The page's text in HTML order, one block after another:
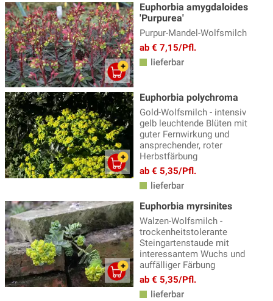
Echinacea - Sonnenhut(20)
Ehrenpreis Pflanzen(17)
Eisenhut (3)
Elfenblumen
Erigeron - Feinstrahlaster(3)
Fackellilie(9)
Fädige Palmlilie(1)
Färberkamille
(23)
Fetthenne(21)
Fingerhut - Digitalis(6)
Fingerkraut(9)
Flockenblume(4)
Frauenmantel - Alchemilla
Euphorbia amygdaloides
'Purpurea'
Purpur-Mandel-Wolfsmilch
ab € 7,15/Pfl.
lieferbar
Euphorbia polychroma
Gold-Wolfsmilch - intensiv
gelb leuchtende Blüten mit
guter Fernwirkung und
ansprechender, roter
Herbstfärbung
ab € 5,35/Pfl.
lieferbar
Euphorbia myrsinites
Walzen-Wolfsmilch -
trockenheitstolerante
Steingartenstaude mit
interessantem Wuchs und
auffälliger Färbung
ab € 5,35/Pfl.
lieferbar